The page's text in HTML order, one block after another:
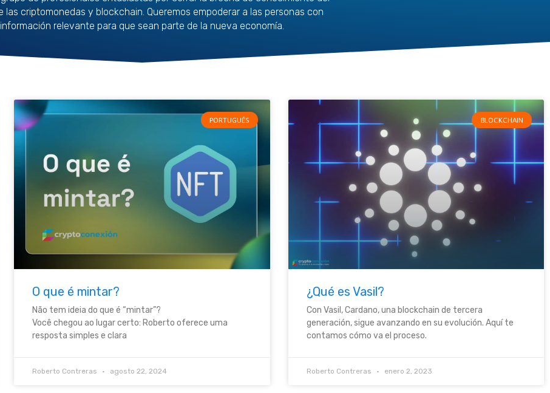
las criptomonedas y blockchain. Queremos empoderar a las personas con
información relevante para que sean parte de la nueva economía.
PORTUGUÉS
O que é mintar?
Não tem ideia do que é “mintar”?
Você chegou ao lugar certo: Roberto oferece uma
resposta simples e clara
Roberto Contreras agosto 22, 2024
BLOCKCHAIN
¿Qué es Vasil?
Con Vasil, Cardano, una blockchain de tercera
generación, sigue avanzando en su evolución. Aquí te
contamos cómo va el proceso.
Roberto Contreras enero 2, 2023